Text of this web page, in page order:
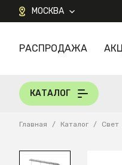
МОСКВА
КАТАЛОГ
РАСПРОДАЖА
КАТАЛОГ
Главная / Каталог / Свет